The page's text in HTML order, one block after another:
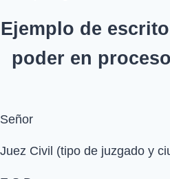
Ejemplo de
poder en
Señor
Juez Civil (tipo de juzgado y